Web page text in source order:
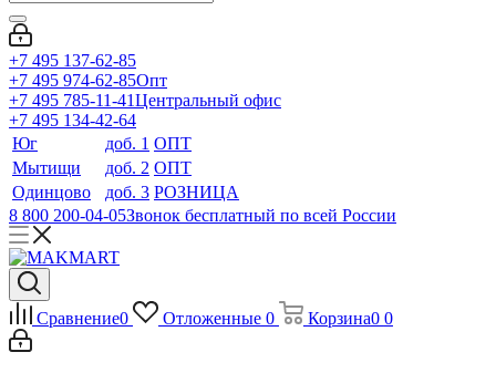
+7 495 137-62-85
+7 495 974-62-85Опт
+7 495 785-11-41Центральный офис
+7 495 134-42-64
Юг
доб. 1 ОПТ
Мытищи
доб. 2 ОПТ
Одинцово
доб. 3 РОЗНИЦА
8 800 200-04-05Звонок бесплатный по всей России
Сравнение0 Отложенные 0 Корзина0 0